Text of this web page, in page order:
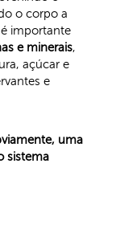
o corpo a
importante
e minerais,
açúcar e
e
uma
sistema